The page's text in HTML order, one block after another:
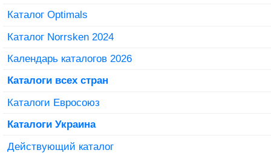
Каталог Optimals
Каталог Norrsken 2024
Календарь каталогов 2026
Каталоги всех стран
Каталоги Евросоюз
Каталоги Украина
Действующий каталог